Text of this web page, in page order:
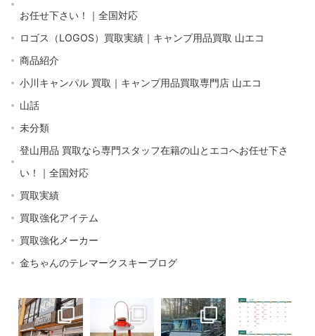
お任せ下さい！｜全国対応
ロゴス（LOGOS）買取実績｜キャンプ用品買取 山エコ
商品紹介
小川キャンパル 買取｜キャンプ用品買取専門店 山エコ
山話
未分類
登山用品 買取なら専門スタッフ在籍の山とエコへお任せ下さ
い！｜全国対応
買取実績
買取強化アイテム
買取強化メーカー
金ちゃんのテレマークスキーブログ